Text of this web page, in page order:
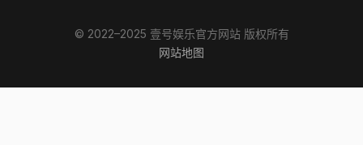
© 2022–2025 壹号娱乐官方网站 版权所有
网站地图